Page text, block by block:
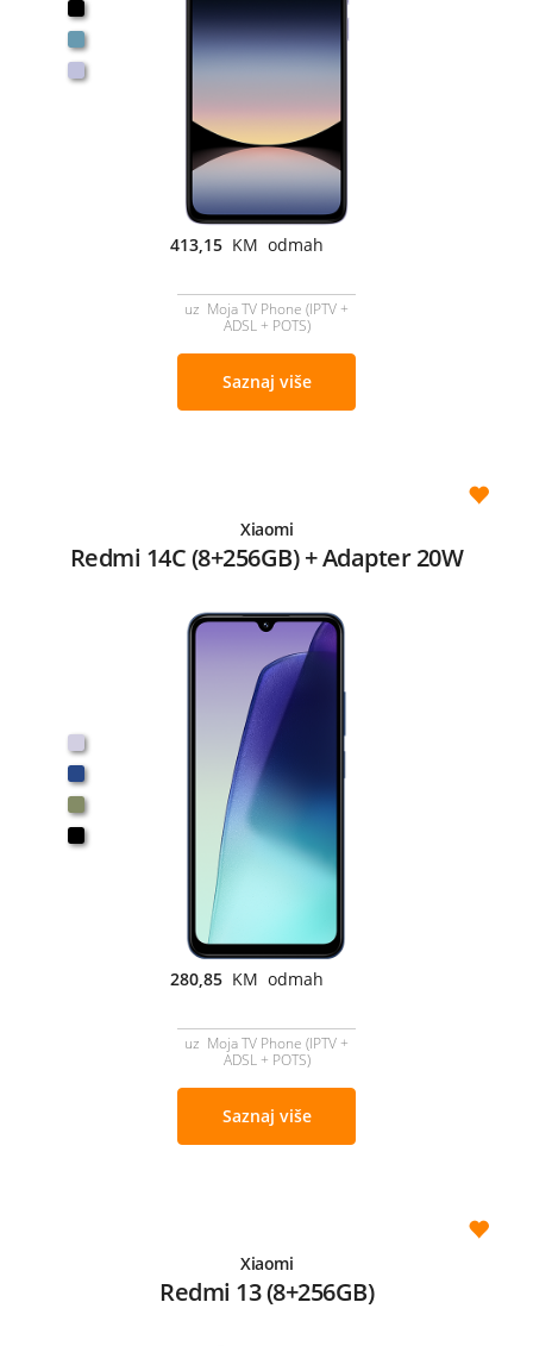
413,15 KM odmah
uz Moja TV Phone (IPTV +
ADSL + POTS)
Saznaj više
Xiaomi
Redmi 14C (8+256GB) + Adapter 20W
280,85 KM odmah
uz Moja TV Phone (IPTV +
ADSL + POTS)
Saznaj više
Xiaomi
Redmi 13 (8+256GB)